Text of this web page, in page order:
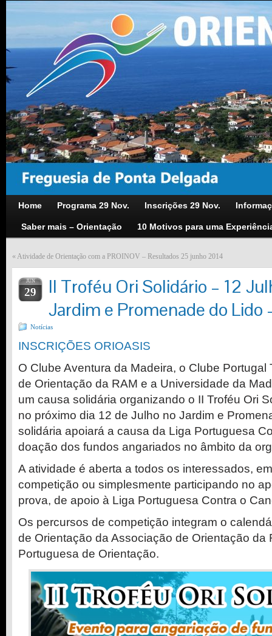
Home Programa 29 Nov. Inscrições 29 Nov.
Saber mais – Orientação 10 Motivos para uma
« Atividade de Orientação com a PROINOV – Resultados 25 junho 2014
JUN
29
II Troféu Ori Solidário – 12
Jardim e Promenade do Lido
Notícias
INSCRIÇÕES ORIOASIS
O Clube Aventura da Madeira, o Clube Portugal
de Orientação da RAM e a Universidade da
um causa solidária organizando o II Troféu Ori
no próximo dia 12 de Julho no Jardim e
solidária apoiará a causa da Liga Portuguesa
doação dos fundos angariados no âmbito da
A atividade é aberta a todos os interessados,
competição ou simplesmente participando no
prova, de apoio à Liga Portuguesa Contra o
Os percursos de competição integram o
de Orientação da Associação de Orientação da
Portuguesa de Orientação.